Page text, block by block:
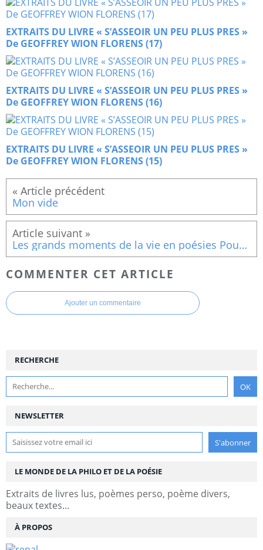
EXTRAITS DU LIVRE « S’ASSEOIR UN PEU PLUS PRES »
De GEOFFREY WION FLORENS (17)
EXTRAITS DU LIVRE « S’ASSEOIR UN PEU PLUS PRES »
De GEOFFREY WION FLORENS (16)
EXTRAITS DU LIVRE « S’ASSEOIR UN PEU PLUS PRES »
De GEOFFREY WION FLORENS (15)
Mon vide
Les grands moments de la vie en poésies Pour toi
COMMENTER CET ARTICLE
Ajouter un commentaire
NEWSLETTER
RECHERCHE
LE MONDE DE LA PHILO ET DE LA POÉSIE
Extraits de livres lus, poèmes perso, poème divers,
beaux textes...
À PROPOS